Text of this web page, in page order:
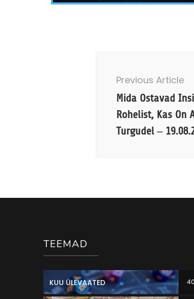
Navigation
Previous Article
Mida Ostavad
Rohelist, Kas
Turgudel –
TEEMAD
KUU ÜLEVAATED